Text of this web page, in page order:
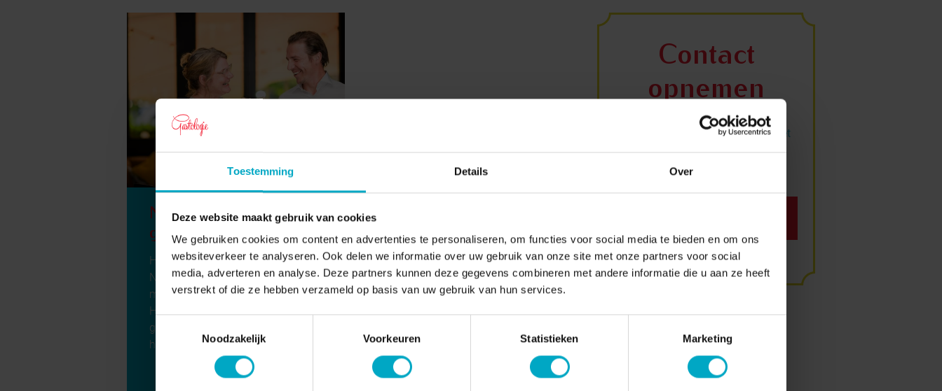
Toestemming Details Over
Deze website maakt gebruik van cookies
We gebruiken cookies om content en advertenties te personaliseren, om functies voor social media te bieden en om ons
websiteverkeer te analyseren. Ook delen we informatie over uw gebruik van onze site met onze partners voor social
media, adverteren en analyse. Deze partners kunnen deze gegevens combineren met andere informatie die u aan ze heeft
verstrekt of die ze hebben verzameld op basis van uw gebruik van hun services.
Noodzakelijk
Voorkeuren Statistieken Marketing
Nieuw keurmerk voor
gastvrijer Nederland
Het nieuwe keurmerk dat
Nederland gastvrijer moet gaan
maken! Jeannine Sok en Sven
Heijkoop lanceren keurmerk voor
gastvrijheid tijdens Week van de
ho ...
Lees verder
Contact
opnemen
Neem contact op met Gezellig, hét
gastvrijheidskeurmerk voor de
horeca.